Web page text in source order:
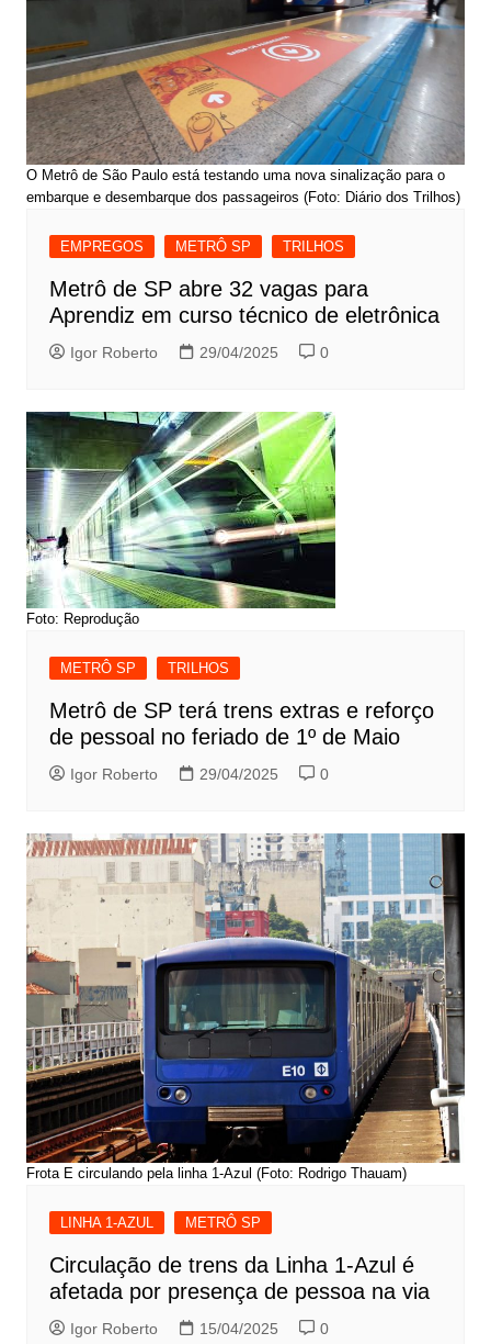
O Metrô de São Paulo está testando uma nova sinalização para o
embarque e desembarque dos passageiros (Foto: Diário dos Trilhos)
EMPREGOS METRÔ SP TRILHOS
Metrô de SP abre 32 vagas para
Aprendiz em curso técnico de eletrônica
Igor Roberto 29/04/2025 0
Foto: Reprodução
METRÔ SP TRILHOS
Metrô de SP terá trens extras e reforço
de pessoal no feriado de 1º de Maio
Igor Roberto 29/04/2025 0
Frota E circulando pela linha 1-Azul (Foto: Rodrigo Thauam)
LINHA 1-AZUL METRÔ SP
Circulação de trens da Linha 1-Azul é
afetada por presença de pessoa na via
Igor Roberto 15/04/2025 0